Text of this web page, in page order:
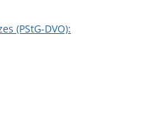
(PStG-DVO):